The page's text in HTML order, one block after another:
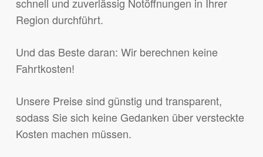
Region durchführt.
Und das Beste daran: Wir berechnen keine
Fahrtkosten!
Unsere Preise sind günstig und transparent,
sodass Sie sich keine Gedanken über versteckte
Kosten machen müssen.